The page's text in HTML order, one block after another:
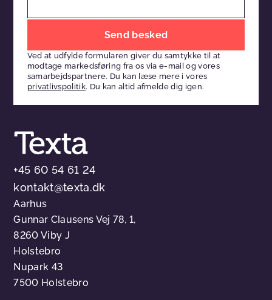
dette
felt
tomt
Ved at udfylde formularen giver du samtykke til at
modtage markedsføring fra os via e-mail og vores
samarbejdspartnere. Du kan læse mere i vores
privatlivspolitik. Du kan altid afmelde dig igen.
+45 60 54 61 24
kontakt@texta.dk
Aarhus
Gunnar Clausens Vej 78, 1,
8260 Viby J
Holstebro
Nupark 43
7500 Holstebro